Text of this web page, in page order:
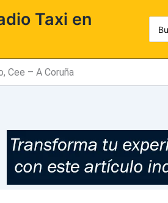
Taxi en
for:
Cee – A Coruña